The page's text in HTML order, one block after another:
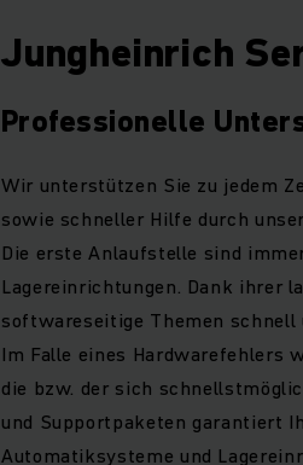
Jungheinrich
Professionelle
Wir unterstützen Sie zu jedem
sowie schneller Hilfe durch
Die erste Anlaufstelle sind
Lagereinrichtungen. Dank ihrer
softwareseitige Themen
Im Falle eines
die bzw. der sich
und Supportpaketen garantiert
Automatiksysteme und